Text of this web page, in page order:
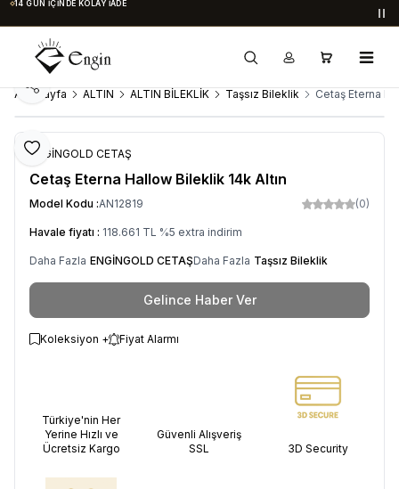
14 GÜN İÇINDE KOLAY İADE
Ana Sayfa ALTIN ALTIN BİLEKLİK Taşsız Bileklik Cetaş Eterna
Favoriye Ekle
Paylaş
ENGİNGOLD CETAŞ
Cetaş Eterna Hallow Bileklik 14k Altın
Model Kodu :AN12819 (0)
Havale fiyatı : 118.661 TL %5 extra indirim
Daha Fazla ENGİNGOLD CETAŞDaha Fazla Taşsız Bileklik
Gelince Haber Ver
Koleksiyon + Fiyat Alarmı
Türkiye'nin Her
Yerine Hızlı ve
Ücretsiz Kargo
Güvenli Alışveriş
SSL
3D Security